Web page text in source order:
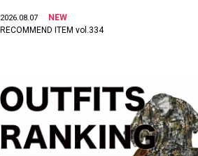
2026.08.07
NEW
RECOMMEND ITEM vol.334